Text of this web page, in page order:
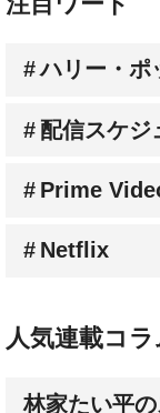
ハリー・ポ
配信スケジ
Prime
Netflix
林家たい平の